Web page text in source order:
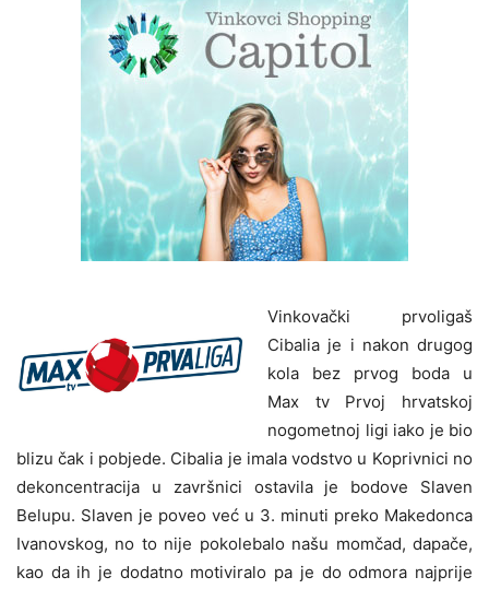
Vinkovački prvoligaš
Cibalia je i nakon drugog
kola bez prvog boda u
Max tv Prvoj hrvatskoj
nogometnoj ligi iako je bio
blizu čak i pobjede. Cibalia je imala vodstvo u Koprivnici no
dekoncentracija u završnici ostavila je bodove Slaven
Belupu. Slaven je poveo već u 3. minuti preko Makedonca
Ivanovskog, no to nije pokolebalo našu momčad, dapače,
kao da ih je dodatno motiviralo pa je do odmora najprije